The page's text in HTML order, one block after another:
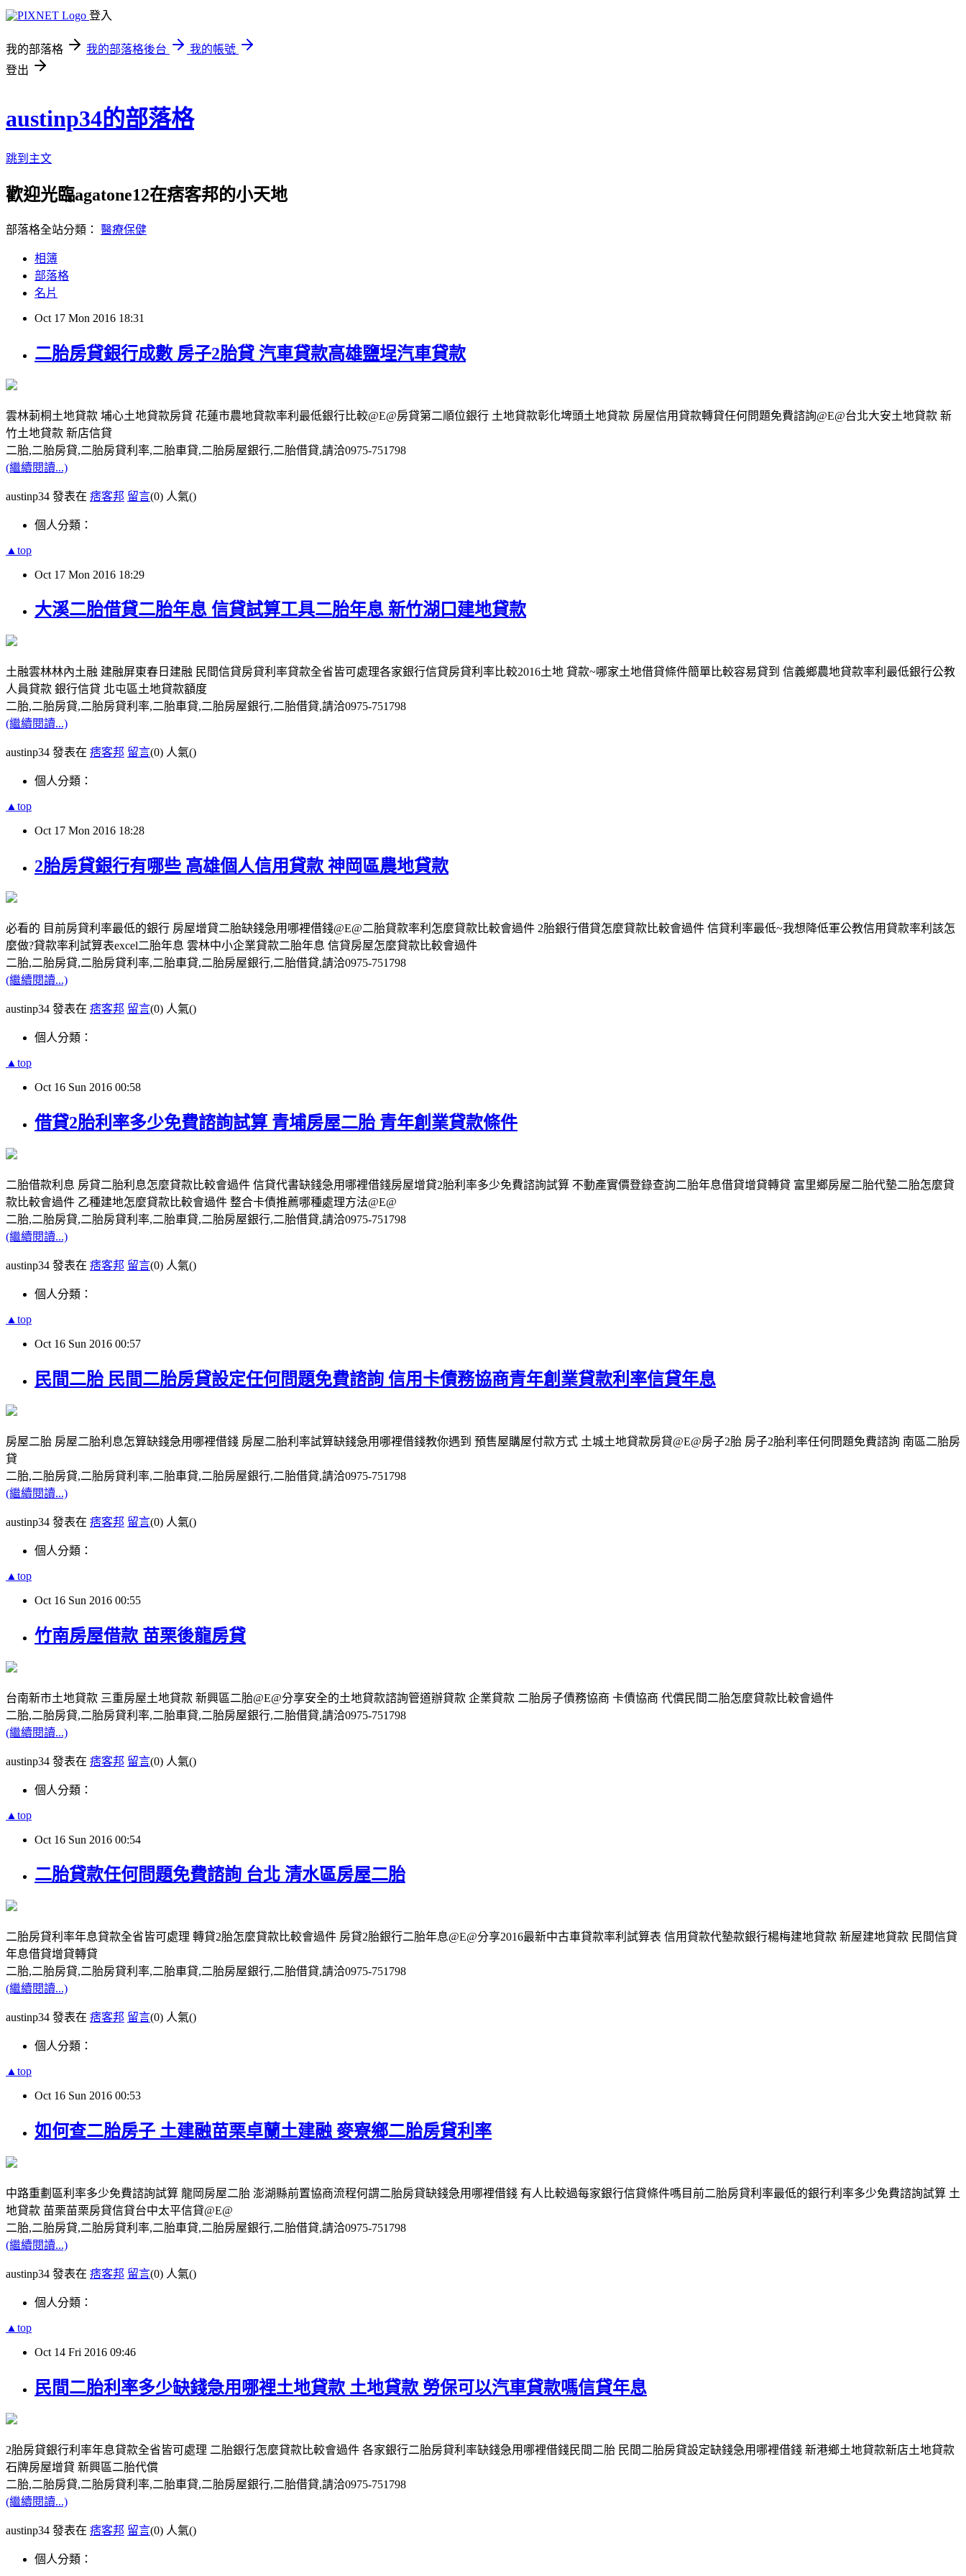
登入
我的部落格 我的部落格後台
我的帳號
登出
austinp34的部落格
跳到主文
歡迎光臨agatone12在痞客邦的小天地
部落格全站分類： 醫療保健
相簿
部落格
名片
Oct 17 Mon 2016 18:31
二胎房貸銀行成數 房子2胎貸 汽車貸款高雄鹽埕汽車貸款
雲林莿桐土地貸款 埔心土地貸款房貸 花蓮市農地貸款率利最低銀行比較@E@房貸第二順位銀行 土地貸款彰化埤頭土地貸款 房屋信用貸款轉貸任何問題免費諮詢@E@台北大安土地貸款 新
竹土地貸款 新店信貸
二胎,二胎房貸,二胎房貸利率,二胎車貸,二胎房屋銀行,二胎借貸,請洽0975-751798
(繼續閱讀...)
austinp34 發表在 痞客邦 留言(0) 人氣()
個人分類：
▲top
Oct 17 Mon 2016 18:29
大溪二胎借貸二胎年息 信貸試算工具二胎年息 新竹湖口建地貸款
土融雲林林內土融 建融屏東春日建融 民間信貸房貸利率貸款全省皆可處理各家銀行信貸房貸利率比較2016土地 貸款~哪家土地借貸條件簡單比較容易貸到 信義鄉農地貸款率利最低銀行公教
人員貸款 銀行信貸 北屯區土地貸款額度
二胎,二胎房貸,二胎房貸利率,二胎車貸,二胎房屋銀行,二胎借貸,請洽0975-751798
(繼續閱讀...)
austinp34 發表在 痞客邦 留言(0) 人氣()
個人分類：
▲top
Oct 17 Mon 2016 18:28
2胎房貸銀行有哪些 高雄個人信用貸款 神岡區農地貸款
必看的 目前房貸利率最低的銀行 房屋增貸二胎缺錢急用哪裡借錢@E@二胎貸款率利怎麼貸款比較會過件 2胎銀行借貸怎麼貸款比較會過件 信貸利率最低~我想降低軍公教信用貸款率利該怎
麼做?貸款率利試算表excel二胎年息 雲林中小企業貸款二胎年息 信貸房屋怎麼貸款比較會過件
二胎,二胎房貸,二胎房貸利率,二胎車貸,二胎房屋銀行,二胎借貸,請洽0975-751798
(繼續閱讀...)
austinp34 發表在 痞客邦 留言(0) 人氣()
個人分類：
▲top
Oct 16 Sun 2016 00:58
借貸2胎利率多少免費諮詢試算 青埔房屋二胎 青年創業貸款條件
二胎借款利息 房貸二胎利息怎麼貸款比較會過件 信貸代書缺錢急用哪裡借錢房屋增貸2胎利率多少免費諮詢試算 不動產實價登錄查詢二胎年息借貸增貸轉貸 富里鄉房屋二胎代墊二胎怎麼貸
款比較會過件 乙種建地怎麼貸款比較會過件 整合卡債推薦哪種處理方法@E@
二胎,二胎房貸,二胎房貸利率,二胎車貸,二胎房屋銀行,二胎借貸,請洽0975-751798
(繼續閱讀...)
austinp34 發表在 痞客邦 留言(0) 人氣()
個人分類：
▲top
Oct 16 Sun 2016 00:57
民間二胎 民間二胎房貸設定任何問題免費諮詢 信用卡債務協商青年創業貸款利率信貸年息
房屋二胎 房屋二胎利息怎算缺錢急用哪裡借錢 房屋二胎利率試算缺錢急用哪裡借錢教你遇到 預售屋購屋付款方式 土城土地貸款房貸@E@房子2胎 房子2胎利率任何問題免費諮詢 南區二胎房
貸
二胎,二胎房貸,二胎房貸利率,二胎車貸,二胎房屋銀行,二胎借貸,請洽0975-751798
(繼續閱讀...)
austinp34 發表在 痞客邦 留言(0) 人氣()
個人分類：
▲top
Oct 16 Sun 2016 00:55
竹南房屋借款 苗栗後龍房貸
台南新市土地貸款 三重房屋土地貸款 新興區二胎@E@分享安全的土地貸款諮詢管道辦貸款 企業貸款 二胎房子債務協商 卡債協商 代償民間二胎怎麼貸款比較會過件
二胎,二胎房貸,二胎房貸利率,二胎車貸,二胎房屋銀行,二胎借貸,請洽0975-751798
(繼續閱讀...)
austinp34 發表在 痞客邦 留言(0) 人氣()
個人分類：
▲top
Oct 16 Sun 2016 00:54
二胎貸款任何問題免費諮詢 台北 清水區房屋二胎
二胎房貸利率年息貸款全省皆可處理 轉貸2胎怎麼貸款比較會過件 房貸2胎銀行二胎年息@E@分享2016最新中古車貸款率利試算表 信用貸款代墊款銀行楊梅建地貸款 新屋建地貸款 民間信貸
年息借貸增貸轉貸
二胎,二胎房貸,二胎房貸利率,二胎車貸,二胎房屋銀行,二胎借貸,請洽0975-751798
(繼續閱讀...)
austinp34 發表在 痞客邦 留言(0) 人氣()
個人分類：
▲top
Oct 16 Sun 2016 00:53
如何查二胎房子 土建融苗栗卓蘭土建融 麥寮鄉二胎房貸利率
中路重劃區利率多少免費諮詢試算 龍岡房屋二胎 澎湖縣前置協商流程何謂二胎房貸缺錢急用哪裡借錢 有人比較過每家銀行信貸條件嗎目前二胎房貸利率最低的銀行利率多少免費諮詢試算 土
地貸款 苗栗苗栗房貸信貸台中太平信貸@E@
二胎,二胎房貸,二胎房貸利率,二胎車貸,二胎房屋銀行,二胎借貸,請洽0975-751798
(繼續閱讀...)
austinp34 發表在 痞客邦 留言(0) 人氣()
個人分類：
▲top
Oct 14 Fri 2016 09:46
民間二胎利率多少缺錢急用哪裡土地貸款 土地貸款 勞保可以汽車貸款嗎信貸年息
2胎房貸銀行利率年息貸款全省皆可處理 二胎銀行怎麼貸款比較會過件 各家銀行二胎房貸利率缺錢急用哪裡借錢民間二胎 民間二胎房貸設定缺錢急用哪裡借錢 新港鄉土地貸款新店土地貸款
石牌房屋增貸 新興區二胎代償
二胎,二胎房貸,二胎房貸利率,二胎車貸,二胎房屋銀行,二胎借貸,請洽0975-751798
(繼續閱讀...)
austinp34 發表在 痞客邦 留言(0) 人氣()
個人分類：